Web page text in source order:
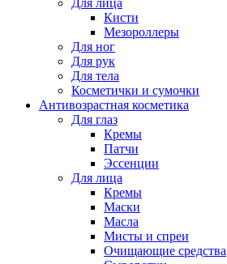
Для лица
Кисти
Мезороллеры
Для ног
Для рук
Для тела
Косметички и сумочки
Антивозрастная косметика
Для глаз
Кремы
Патчи
Эссенции
Для лица
Кремы
Маски
Масла
Мисты и спреи
Очищающие средства